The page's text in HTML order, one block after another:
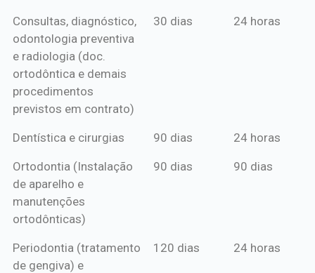
mensal*
de crédito
Consultas, diagnóstico,
odontologia preventiva
e radiologia (doc.
ortodôntica e demais
procedimentos
previstos em contrato)
30 dias 24 horas
Dentística e cirurgias 90 dias 24 horas
Ortodontia (Instalação
de aparelho e
manutenções
ortodônticas)
90 dias 90 dias
Periodontia (tratamento
de gengiva) e
120 dias 24 horas